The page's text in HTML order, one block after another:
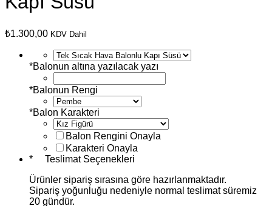
₺1.300,00 KDV Dahil
*Balonun altına yazılacak yazı
*Balonun Rengi
*Balon Karakteri
Balon Rengini Onayla
Karakteri Onayla
*
Teslimat Seçenekleri
Ürünler sipariş sırasına göre hazırlanmaktadır.
Sipariş yoğunluğu nedeniyle normal teslimat süremiz
20 gündür.